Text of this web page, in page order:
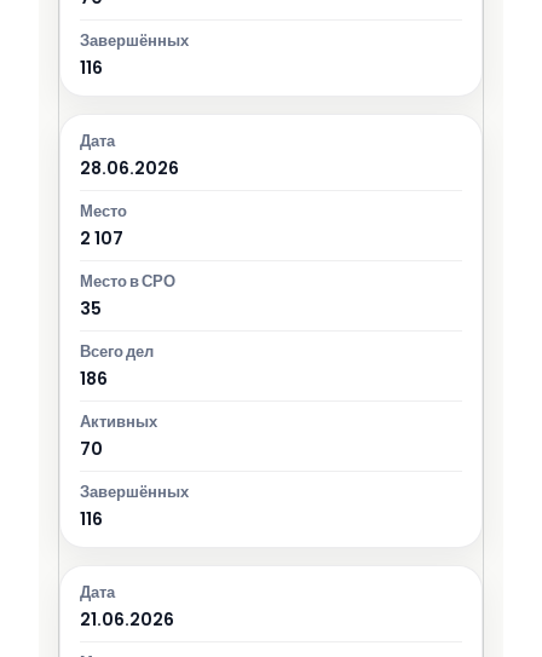
116
28.06.2026
2 107
35
186
70
116
21.06.2026